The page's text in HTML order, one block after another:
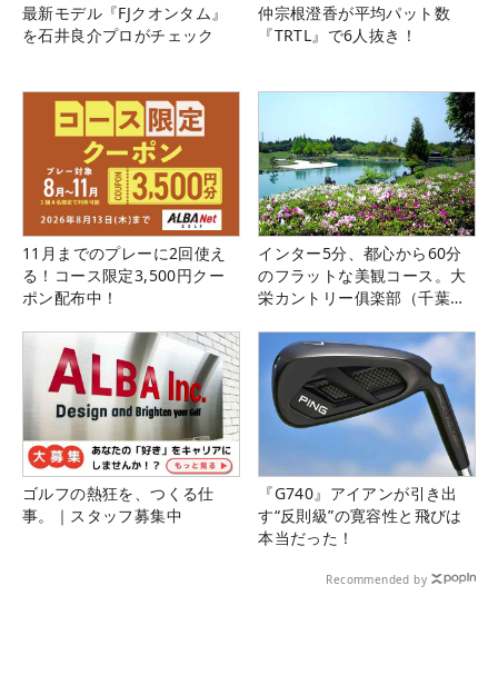
最新モデル『FJクオンタム』
を石井良介プロがチェック
仲宗根澄香が平均パット数
『TRTL』で6人抜き！
11月までのプレーに2回使え
る！コース限定3,500円クー
ポン配布中！
インター5分、都心から60分
のフラットな美観コース。大
栄カントリー俱楽部（千葉
ゴルフの熱狂を、つくる仕
事。｜スタッフ募集中
『G740』アイアンが引き出
す“反則級”の寛容性と飛びは
本当だった！
Recommended by